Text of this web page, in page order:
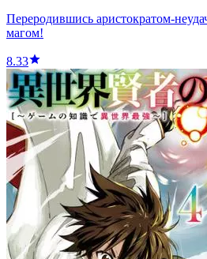
Переродившись аристократом-
магом!
8.33